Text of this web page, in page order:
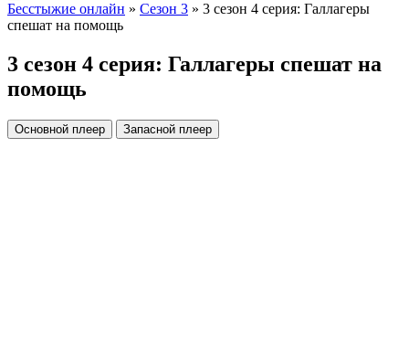
Бесстыжие онлайн » Сезон 3 » 3 сезон 4 серия: Галлагеры
спешат на помощь
3 сезон 4 серия: Галлагеры спешат на
помощь
Основной плеер Запасной плеер